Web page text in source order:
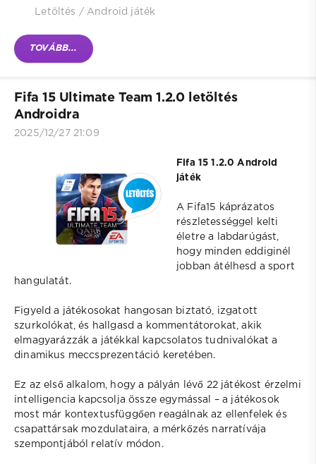
Letöltés / Android játék
TOVÁBB...
Fifa 15 Ultimate Team 1.2.0 letöltés
Androidra
2025/12/27 21:09
Fifa 15 1.2.0 Android
játék
A Fifa15 káprázatos
részletességgel kelti
életre a labdarúgást,
hogy minden eddiginél
jobban átélhesd a sport
hangulatát.
Figyeld a játékosokat hangosan biztató, izgatott
szurkolókat, és hallgasd a kommentátorokat, akik
elmagyarázzák a játékkal kapcsolatos tudnivalókat a
dinamikus meccsprezentáció keretében.
Ez az első alkalom, hogy a pályán lévő 22 játékost érzelmi
intelligencia kapcsolja össze egymással – a játékosok
most már kontextusfüggően reagálnak az ellenfelek és
csapattársak mozdulataira, a mérkőzés narratívája
szempontjából relatív módon.